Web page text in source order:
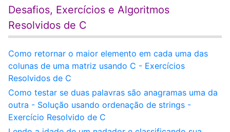
Desafios, Exercícios e Algoritmos
Resolvidos de C
Como retornar o maior elemento em cada uma das
colunas de uma matriz usando C - Exercícios
Resolvidos de C
Como testar se duas palavras são anagramas uma da
outra - Solução usando ordenação de strings -
Exercício Resolvido de C